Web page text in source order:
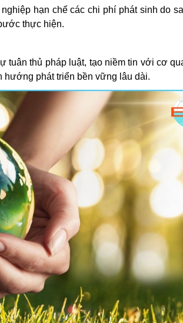
hạn chế các chi phí phát sinh do
thực hiện.
thủ pháp luật, tạo niềm tin với cơ
hướng phát triển bền vững lâu dài.